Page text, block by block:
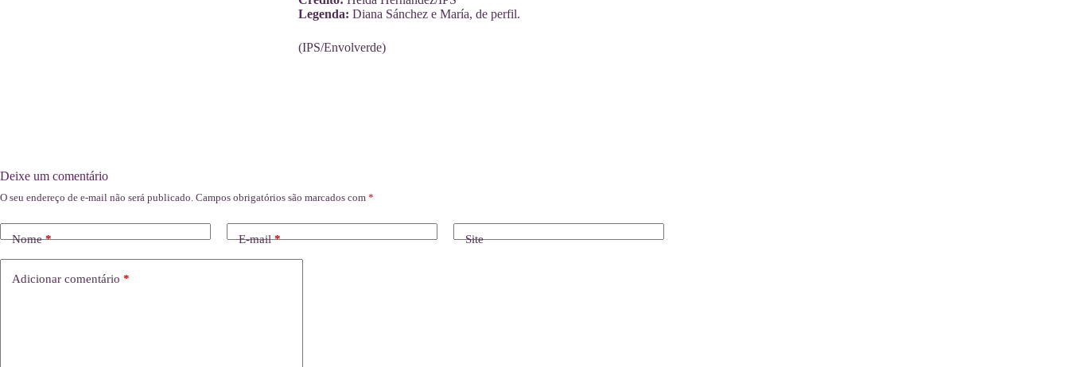
Legenda: Diana Sánchez e María, de perfil.
(IPS/Envolverde)
Deixe um comentário
O seu endereço de e-mail não será publicado. Campos obrigatórios são marcados com *
Nome* E-mail* Site
Adicionar comentário *